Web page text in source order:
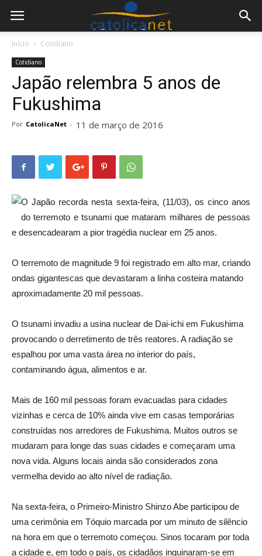
Início Cotidiano
Cotidiano
Japão relembra 5 anos de
Fukushima
Por CatolicaNet - 11 de março de 2016
O Japão recorda nesta sexta-feira, (11/03), os cinco anos
do terremoto e tsunami que mataram milhares de pessoas
e desencadearam a pior tragédia nuclear em 25 anos.
O terremoto de magnitude 9 foi registrado em alto mar, criando
ondas gigantescas que devastaram a linha costeira matando
aproximadamente 20 mil pessoas.
O tsunami invadiu a usina nuclear de Dai-ichi em Fukushima
provocando o derretimento de três reatores. A radiação se
espalhou por uma vasta área no interior do país,
contaminando água, alimentos e ar.
Mais de 160 mil pessoas foram evacuadas para cidades
vizinhas e cerca de 10% ainda vive em casas temporárias
construídas nos arredores de Fukushima. Muitos outros se
mudaram para longe das suas cidades e começaram uma
nova vida. Alguns locais ainda são considerados zona
vermelha devido ao alto nível de radiação.
Na sexta-feira, o Primeiro-Ministro Shinzo Abe participou de
uma cerimônia em Tóquio marcada por um minuto de silêncio
na hora em que o terremoto começou. Sinos tocaram por toda
a cidade e, em todo o país, os cidadãos inquinaram-se em